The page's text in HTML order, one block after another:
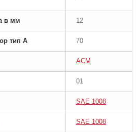
в мм 12
тип A 70
ACM
01
SAE 1008
SAE 1008